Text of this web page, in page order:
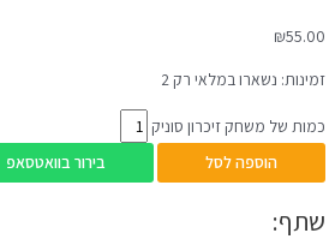
₪55.00
זמינות: נשארו במלאי רק 2
כמות של משחק זיכרון סוניק
הוספה לסל
בירור בוואטסאפ
שתף: